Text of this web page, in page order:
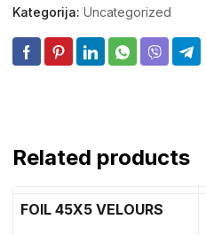
Kategorija: Uncategorized
Related products
FOIL 45X5 VELOURS